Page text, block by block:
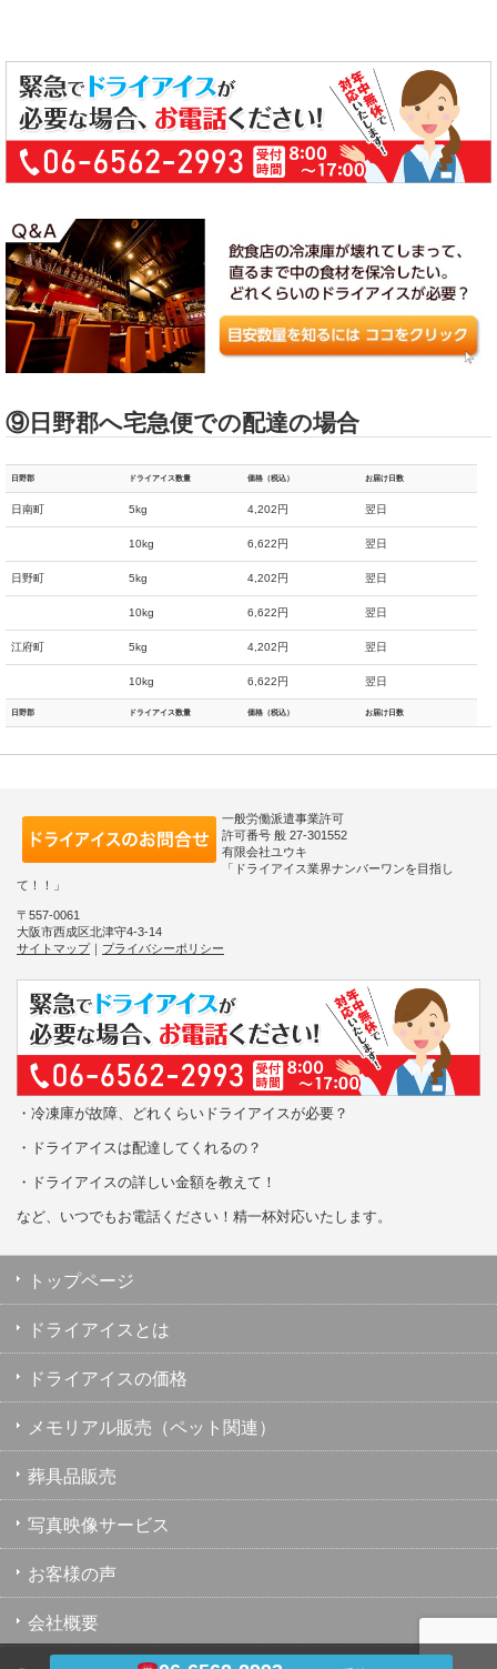
⑨日野郡へ宅急便での配達の場合
日野郡 ドライアイス数量 価格（税込） お届け日数
日南町 5kg 4,202円 翌日
10kg 6,622円 翌日
日野町 5kg 4,202円 翌日
10kg 6,622円 翌日
江府町 5kg 4,202円 翌日
10kg 6,622円 翌日
日野郡 ドライアイス数量 価格（税込） お届け日数
一般労働派遣事業許可
許可番号 般 27-301552
有限会社ユウキ
「ドライアイス業界ナンバーワンを目指し
て！！」
〒557-0061
大阪市西成区北津守4-3-14
サイトマップ
プライバシーポリシー
・冷凍庫が故障、どれくらいドライアイスが必要？
・ドライアイスは配達してくれるの？
・ドライアイスの詳しい金額を教えて！
など、いつでもお電話ください！精一杯対応いたします。
トップページ
ドライアイスとは
ドライアイスの価格
メモリアル販売（ペット関連）
葬具品販売
写真映像サービス
お客様の声
会社概要